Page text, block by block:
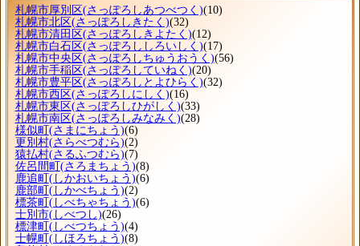
札幌市厚別区(さっぽろしあつべつく)(10)
札幌市北区(さっぽろしきたく)(32)
札幌市清田区(さっぽろしきよたく)(12)
札幌市白石区(さっぽろししろいしく)(17)
札幌市中央区(さっぽろしちゅうおうく)(56)
札幌市手稲区(さっぽろしていねく)(20)
札幌市豊平区(さっぽろしとよひらく)(32)
札幌市西区(さっぽろしにしく)(16)
札幌市東区(さっぽろしひがしく)(33)
札幌市南区(さっぽろしみなみく)(28)
様似町 (さまにちょう)(6)
更別村(さらべつむら)(2)
猿払村(さるふつむら)(7)
佐呂間町 (さろまちょう)(8)
鹿追町 (しかおいちょう)(6)
鹿部町 (しかべちょう)(2)
標茶町 (しべちゃちょう)(6)
士別市(しべつし)(26)
標津町 (しべつちょう)(4)
士幌町 (しほろちょう)(8)